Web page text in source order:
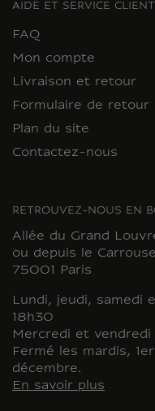
AIDE ET SERVICE CLIENT
FAQ
Mon compte
Livraison et retour
Formulaire de retour
Plan du site
Contactez-nous
RETROUVEZ-NOUS EN
Allée du Grand
ou depuis le
75001 Paris
Lundi, jeudi, samedi
18h30
Mercredi et
Fermé les mardis,
décembre.
En savoir plus